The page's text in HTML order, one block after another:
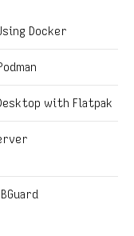
Docker
with Flatpak